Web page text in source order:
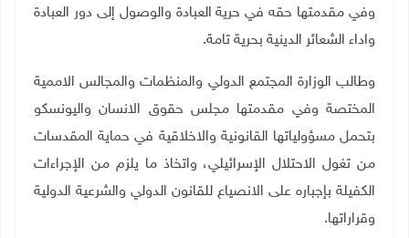
وفي مقدمتها حقه في حرية العبادة والوصول إلى دور العبادة
واداء الشعائر الدينية بحرية تامة.
وطالب الوزارة المجتمع الدولي والمنظمات والمجالس الاممية
المختصة وفي مقدمتها مجلس حقوق الانسان واليونسكو
بتحمل مسؤولياتها القانونية والاخلاقية في حماية المقدسات
من تغول الاحتلال الإسرائيلي، واتخاذ ما يلزم من الإجراءات
الكفيلة بإجباره على الانصياع للقانون الدولي والشرعية الدولية
وقراراتها.